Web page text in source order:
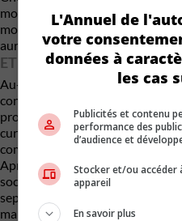
motorisations sur lesquelles on
moment. En revanche, on sait
aura quatre roues motrices.
ET LE LAPIN SORT DU
Au-delà de toute cette
connectivité qu’on dit optimisée
promet le constructeur,
curieuse et donne l’impression
comme un magicien sort un lapin
Après tout, la marque FX n’a
société californienne Faraday
septembre 2024. FX devenait
marque éponyme Faraday
L'Annuel de
votre
données à
les cas
Publicités et contenu
performance des
d’audience et
Stocker et/ou accéder
appareil
En savoir plus